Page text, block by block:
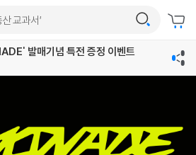
발매기념 특전 증정 이벤트